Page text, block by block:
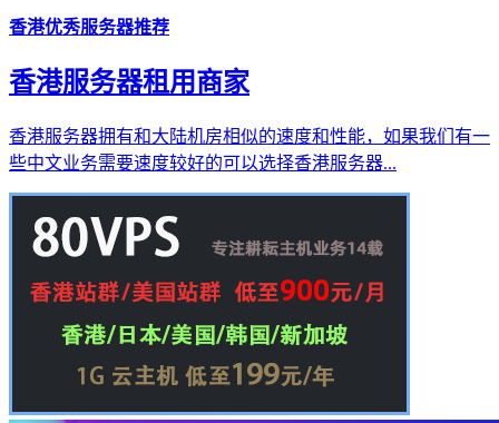
香港优秀服务器推荐
香港服务器租用商家
香港服务器拥有和大陆机房相似的速度和性能，如果我们有一
些中文业务需要速度较好的可以选择香港服务器...